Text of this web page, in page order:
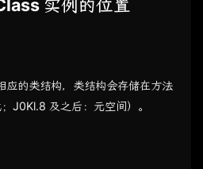
实例的位置
应的类结构，类结构会存储在方法
J0Kl.8 及之后：元空间）。